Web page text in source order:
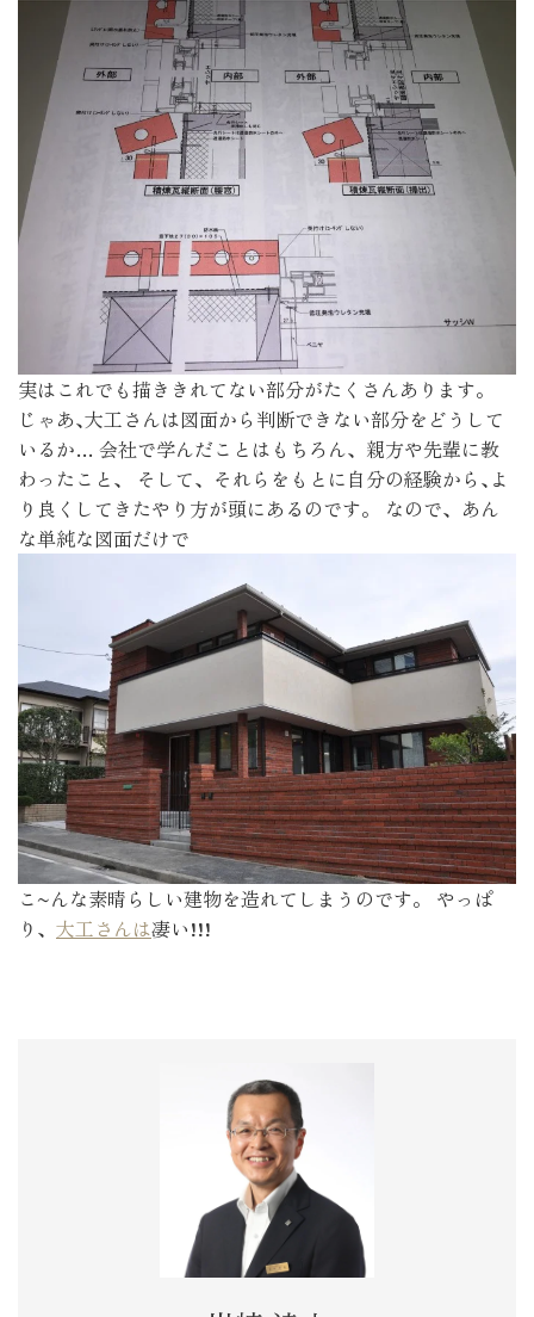
実はこれでも描ききれてない部分がたくさんあります。
じゃあ､大工さんは図面から判断できない部分をどうして
いるか… 会社で学んだことはもちろん、親方や先輩に教
わったこと、 そして、それらをもとに自分の経験から､よ
り良くしてきたやり方が頭にあるのです。 なので、あん
な単純な図面だけで
こ~んな素晴らしい建物を造れてしまうのです。 やっぱ
り、 大工さんは凄い!!!